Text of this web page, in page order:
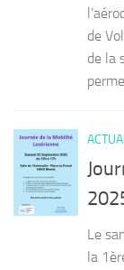
de
de la
Le
la